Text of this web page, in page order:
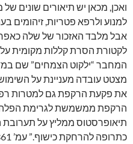
ואכן, מכאן יש תיאורים שונים
למנוע ולרפא פטריות, זיהומים
אבל מלבד האזכור של שלה
לקטורת הסרת קללות מקומית
המחבר “ילקוט הצמחים” שם
מצטט עובדה מעניינת על השימוש
את פקעת הרקפת גם למטרות
הרקפת ממשמשת לגרימת הפלה,
תיאופרסטוס ממליץ על תערובת